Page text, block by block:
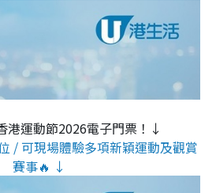
港運動節2026電子門票！↓
/ 可現場體驗多項新穎運動及觀賞
賽事🔥 ↓